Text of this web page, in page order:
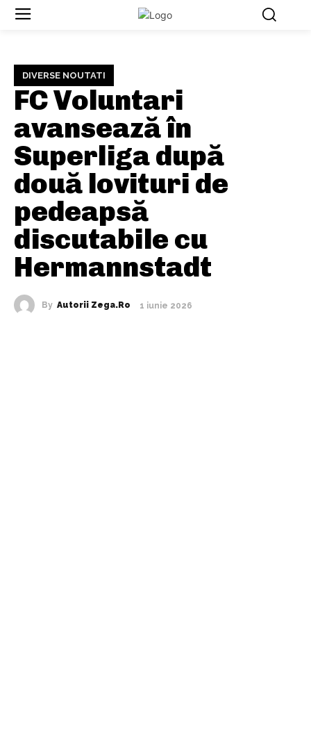
DIVERSE NOUTATI
FC Voluntari
avansează în
Superliga după
două lovituri de
pedeapsă
discutabile cu
Hermannstadt
By Autorii Zega.ro 1 iunie 2026